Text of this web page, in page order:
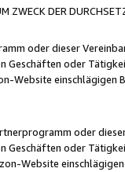
ZWECK DER
oder dieser
oder
Website einschlägigen
oder
oder
Website